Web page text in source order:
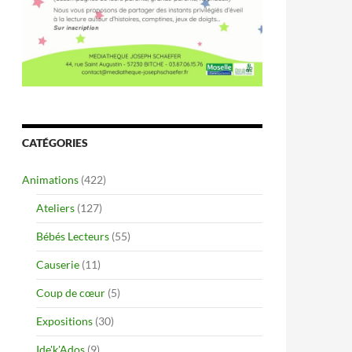
CATÉGORIES
Animations (422)
Ateliers (127)
Bébés Lecteurs (55)
Causerie (11)
Coup de cœur (5)
Expositions (30)
Ide'k'Ados (9)